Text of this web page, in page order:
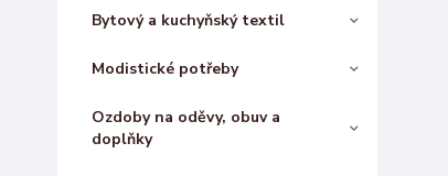
Bytový a kuchyňský textil
Modistické potřeby
Ozdoby na oděvy, obuv a
doplňky